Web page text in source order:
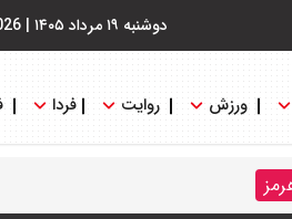
دوشنبه ۱۹ مرداد ۱۴۰۵ |
ورزش روایت فردا